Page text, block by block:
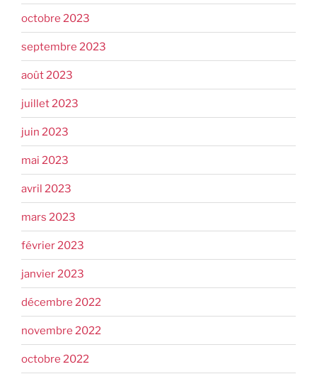
octobre 2023
septembre 2023
août 2023
juillet 2023
juin 2023
mai 2023
avril 2023
mars 2023
février 2023
janvier 2023
décembre 2022
novembre 2022
octobre 2022